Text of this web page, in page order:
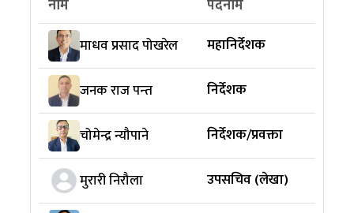
नाम पदनाम
माधव प्रसाद पोखरेल महानिर्देशक
जनक राज पन्‍त निर्देशक
चोमेन्द्र न्यौपाने निर्देशक/प्रवक्ता
मुरारी निरौला उपसचिव (लेखा)